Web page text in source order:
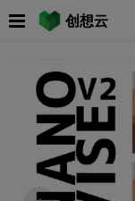
创想云